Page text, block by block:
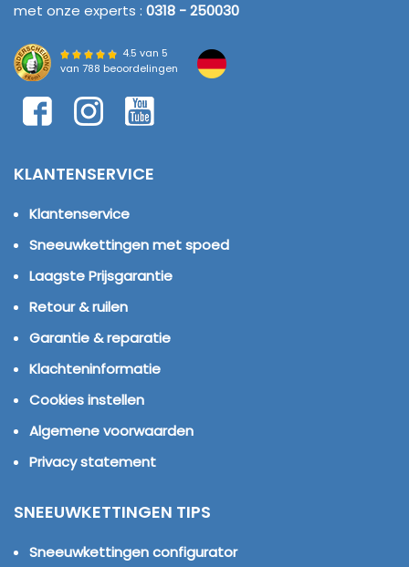
met onze experts : 0318 - 250030
4.5 van 5
van 788 beoordelingen
KLANTENSERVICE
Klantenservice
Sneeuwkettingen met spoed
Laagste Prijsgarantie
Retour & ruilen
Garantie & reparatie
Klachteninformatie
Cookies instellen
Algemene voorwaarden
Privacy statement
SNEEUWKETTINGEN TIPS
Sneeuwkettingen configurator